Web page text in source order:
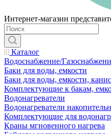
Интернет-магазин
Каталог
Водоснабжение/
Баки для воды, емкости
Баки для воды, емкости,
Комплектующие к бакам,
Водонагреватели
Водонагреватели
Комплектующие для
Краны мгновенного нагрева